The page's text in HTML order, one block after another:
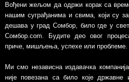
Вођени жељом да одржи корак са
нашим суграђанима и свима, који су
дешава у град Сомбор, било где у
Сомбор.com. Будите део овог
приче, мишљења, успехе или проблеме.
Ми смо независна издавачка
није повезанa са било које државне